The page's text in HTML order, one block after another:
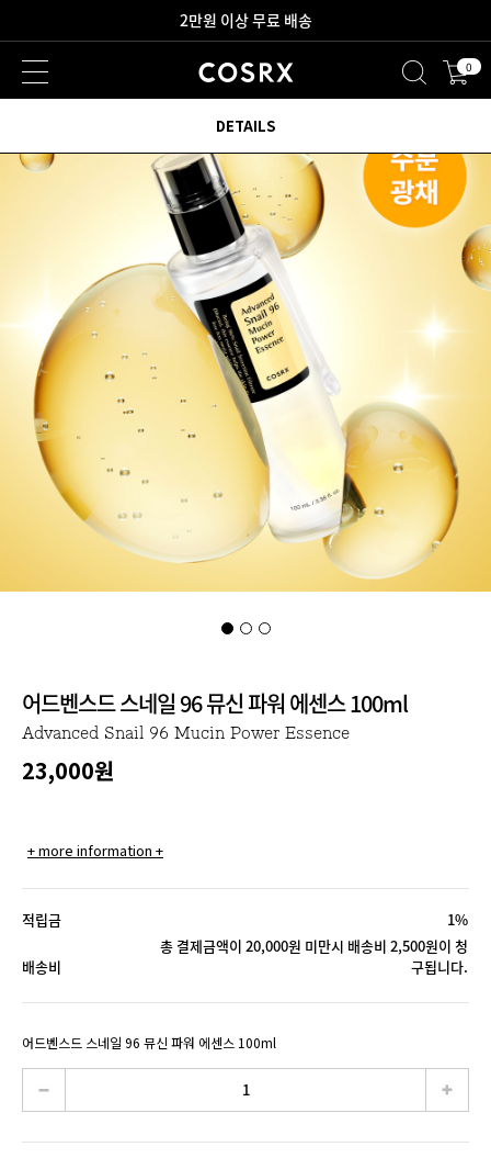
2만원 이상 무료 배송
새로워진 회원 혜택을 만나보세요! 0
어드벤스드 스네일 96 뮤신 파워 에센스 100ml
Advanced Snail 96 Mucin Power Essence
23,000원
+ more information +
적립금 1%
배송비
총 결제금액이 20,000원 미만시 배송비 2,500원이 청
구됩니다.
어드벤스드 스네일 96 뮤신 파워 에센스 100ml
DETAILS